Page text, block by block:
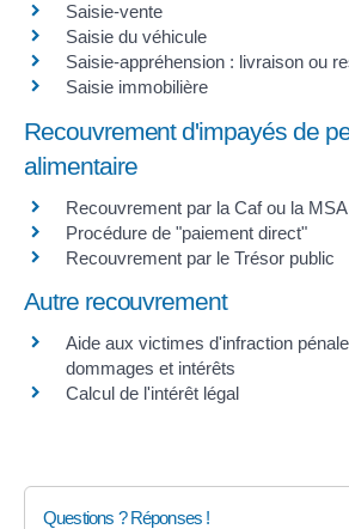
Saisie-vente
Saisie du véhicule
Saisie-appréhension : livraison ou
Saisie immobilière
Recouvrement d'impayés de
alimentaire
Recouvrement par la Caf ou la MSA
Procédure de "paiement direct"
Recouvrement par le Trésor public
Autre recouvrement
Aide aux victimes d'infraction
dommages et intérêts
Calcul de l'intérêt légal
Questions ? Réponses !